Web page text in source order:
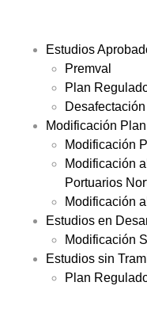
Estudios
Premval
Plan
Modificación
Modificación
Modificación
Portuarios
Modificación
Estudios en
Modificación
Estudios sin
Plan